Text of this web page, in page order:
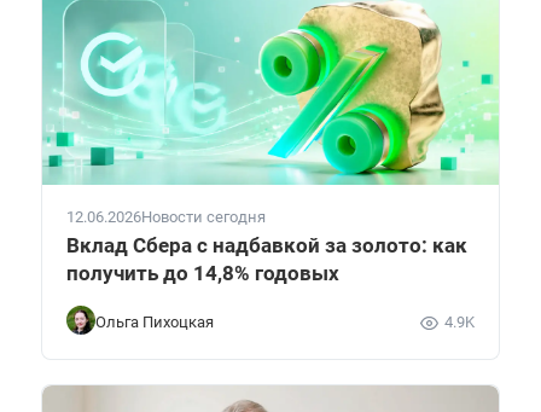
12.06.2026Новости сегодня
Вклад Сбера с надбавкой за золото: как
получить до 14,8% годовых
Ольга Пихоцкая 4.9K